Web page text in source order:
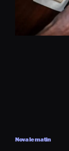
Nova le matin